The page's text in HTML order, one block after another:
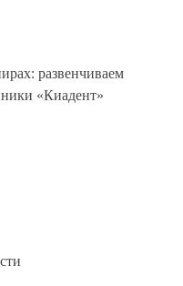
развенчиваем
«Киадент»